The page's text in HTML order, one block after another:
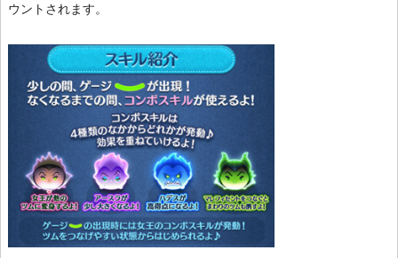
ウントされます。